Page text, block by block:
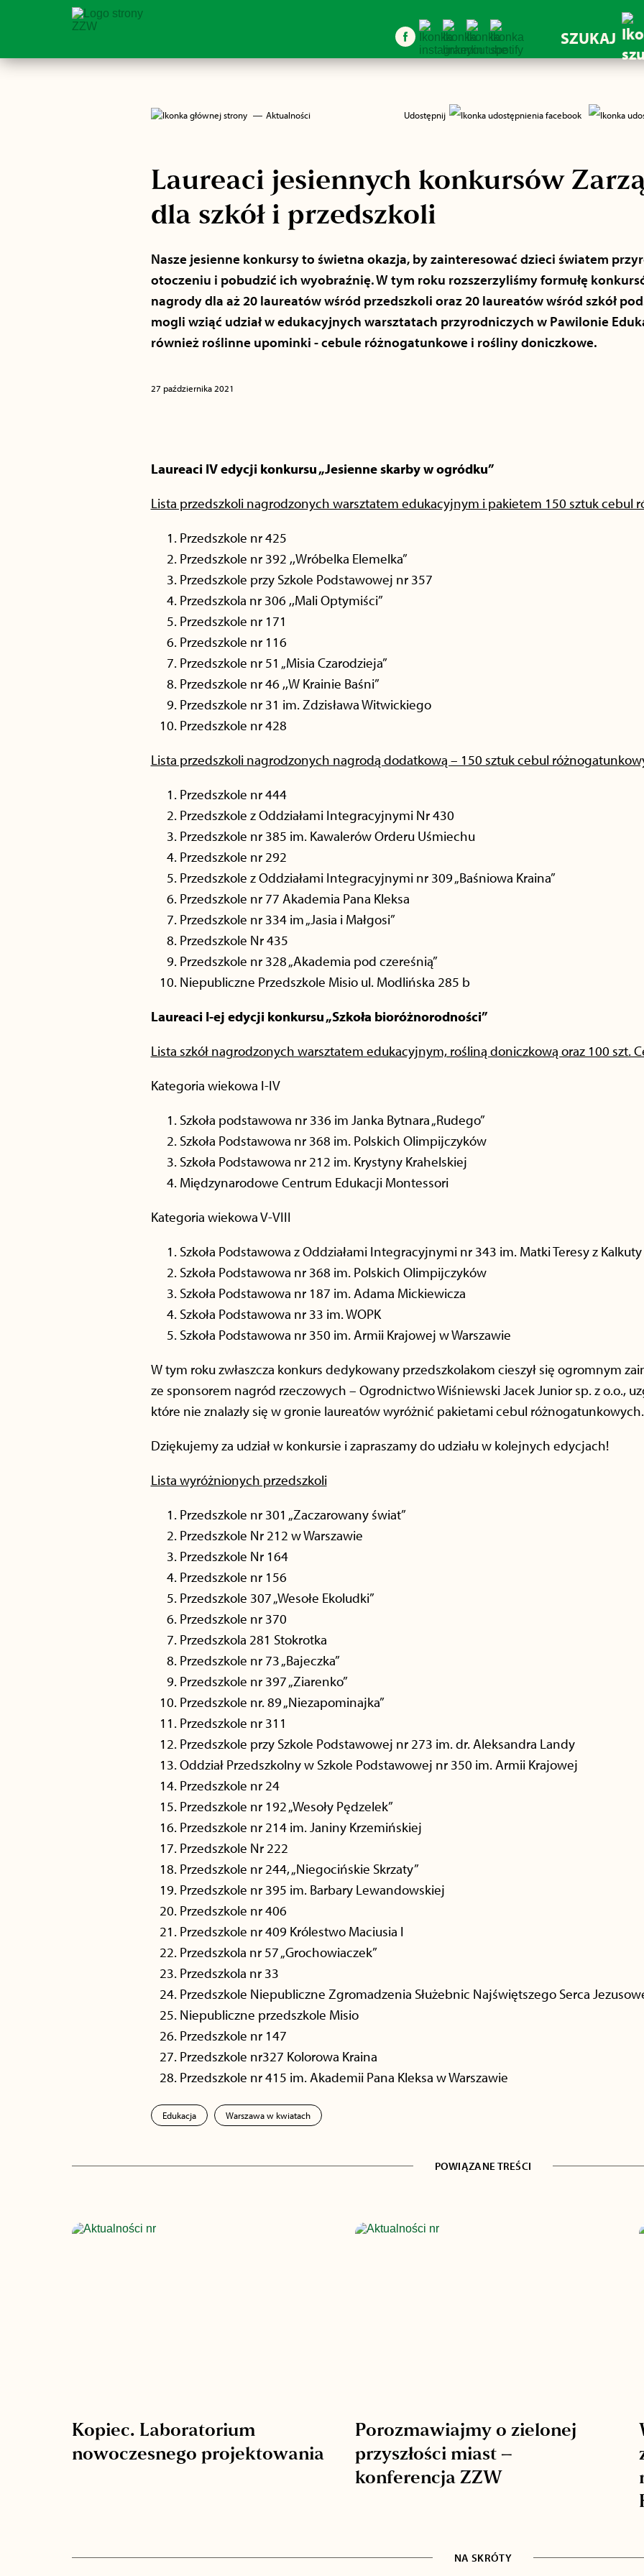
SZUKAJ
― Aktualności Udostępnij
Laureaci jesiennych konkursów
dla szkół i przedszkoli
Nasze jesienne konkursy to świetna okazja, by zainteresować dzieci światem
otoczeniu i pobudzić ich wyobraźnię. W tym roku rozszerzyliśmy formułę
nagrody dla aż 20 laureatów wśród przedszkoli oraz 20 laureatów wśród szkół
mogli wziąć udział w edukacyjnych warsztatach przyrodniczych w Pawilonie
również roślinne upominki - cebule różnogatunkowe i rośliny doniczkowe.
27 października 2021
Laureaci IV edycji konkursu „Jesienne skarby w ogródku”
Lista przedszkoli nagrodzonych warsztatem edukacyjnym i pakietem 150 sztuk cebul
Przedszkole nr 425
Przedszkole nr 392 ,,Wróbelka Elemelka”
Przedszkole przy Szkole Podstawowej nr 357
Przedszkola nr 306 ,,Mali Optymiści”
Przedszkole nr 171
Przedszkole nr 116
Przedszkole nr 51 „Misia Czarodzieja”
Przedszkole nr 46 ,,W Krainie Baśni”
Przedszkole nr 31 im. Zdzisława Witwickiego
Przedszkole nr 428
Lista przedszkoli nagrodzonych nagrodą dodatkową – 150 sztuk cebul
Przedszkole nr 444
Przedszkole z Oddziałami Integracyjnymi Nr 430
Przedszkole nr 385 im. Kawalerów Orderu Uśmiechu
Przedszkole nr 292
Przedszkole z Oddziałami Integracyjnymi nr 309 „Baśniowa Kraina”
Przedszkole nr 77 Akademia Pana Kleksa
Przedszkole nr 334 im „Jasia i Małgosi”
Przedszkole Nr 435
Przedszkole nr 328 „Akademia pod czereśnią”
Niepubliczne Przedszkole Misio ul. Modlińska 285 b
Laureaci I-ej edycji konkursu „Szkoła bioróżnorodności”
Lista szkół nagrodzonych warsztatem edukacyjnym, rośliną doniczkową oraz 100 szt.
Kategoria wiekowa I-IV
Szkoła podstawowa nr 336 im Janka Bytnara „Rudego”
Szkoła Podstawowa nr 368 im. Polskich Olimpijczyków
Szkoła Podstawowa nr 212 im. Krystyny Krahelskiej
Międzynarodowe Centrum Edukacji Montessori
Kategoria wiekowa V-VIII
Szkoła Podstawowa z Oddziałami Integracyjnymi nr 343 im. Matki Teresy z Kalkuty
Szkoła Podstawowa nr 368 im. Polskich Olimpijczyków
Szkoła Podstawowa nr 187 im. Adama Mickiewicza
Szkoła Podstawowa nr 33 im. WOPK
Szkoła Podstawowa nr 350 im. Armii Krajowej w Warszawie
W tym roku zwłaszcza konkurs dedykowany przedszkolakom cieszył się ogromnym
ze sponsorem nagród rzeczowych – Ogrodnictwo Wiśniewski Jacek Junior sp. z o.o.,
które nie znalazły się w gronie laureatów wyróżnić pakietami cebul różnogatunkowych.
Dziękujemy za udział w konkursie i zapraszamy do udziału w kolejnych edycjach!
Lista wyróżnionych przedszkoli
Przedszkole nr 301 „Zaczarowany świat”
Przedszkole Nr 212 w Warszawie
Przedszkole Nr 164
Przedszkole nr 156
Przedszkole 307 „Wesołe Ekoludki”
Przedszkole nr 370
Przedszkola 281 Stokrotka
Przedszkole nr 73 „Bajeczka”
Przedszkole nr 397 „Ziarenko”
Przedszkole nr. 89 „Niezapominajka”
Przedszkole nr 311
Przedszkole przy Szkole Podstawowej nr 273 im. dr. Aleksandra Landy
Oddział Przedszkolny w Szkole Podstawowej nr 350 im. Armii Krajowej
Przedszkole nr 24
Przedszkole nr 192 „Wesoły Pędzelek”
Przedszkole nr 214 im. Janiny Krzemińskiej
Przedszkole Nr 222
Przedszkole nr 244, „Niegocińskie Skrzaty”
Przedszkole nr 395 im. Barbary Lewandowskiej
Przedszkole nr 406
Przedszkole nr 409 Królestwo Maciusia I
Przedszkola nr 57 „Grochowiaczek”
Przedszkola nr 33
Przedszkole Niepubliczne Zgromadzenia Służebnic Najświętszego Serca
Niepubliczne przedszkole Misio
Przedszkole nr 147
Przedszkole nr327 Kolorowa Kraina
Przedszkole nr 415 im. Akademii Pana Kleksa w Warszawie
Edukacja Warszawa w kwiatach
POWIĄZANE TREŚCI
Kopiec. Laboratorium
nowoczesnego projektowania
Porozmawiajmy o zielonej
przyszłości miast –
konferencja ZZW
NA SKRÓTY